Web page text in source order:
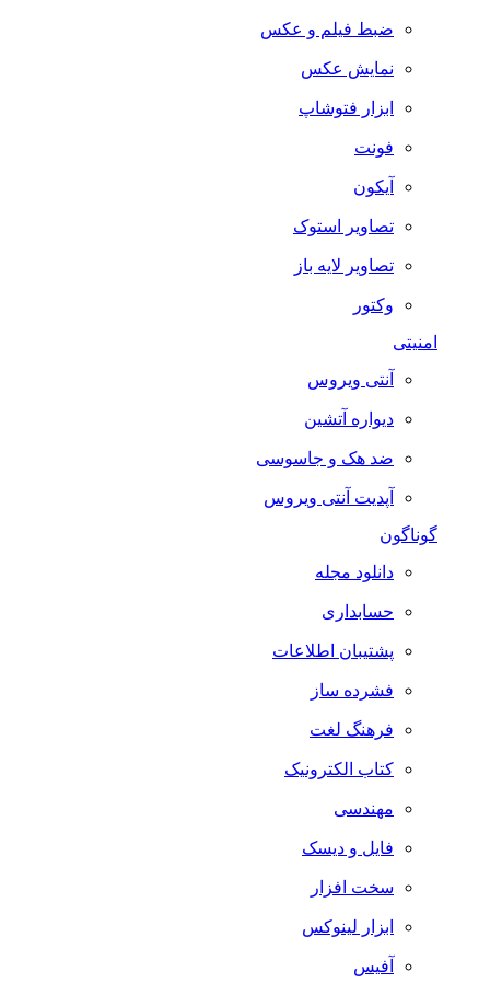
ضبط فيلم و عكس
نمایش عکس
ابزار فتوشاپ
فونت
آیکون
تصاویر استوک
تصاویر لایه باز
وکتور
امنیتی
آنتی ویروس
دیواره آتشین
ضد هک و جاسوسی
آپدیت آنتی ویروس
گوناگون
دانلود مجله
حسابداری
پشتیبان اطلاعات
فشرده ساز
فرهنگ لغت
کتاب الکترونیک
مهندسی
فایل و دیسک
سخت افزار
ابزار لینوکس
آفیس